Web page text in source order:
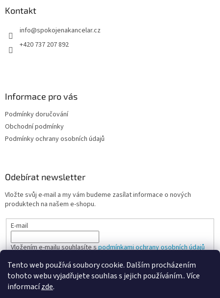
Tento web používá soubory cookie. Dalším procházením
tohoto webu vyjadřujete souhlas s jejich používáním.. Více
informacízde.
Kontakt
info@spokojenakancelar.cz
+420 737 207 892
Informace pro vás
Podmínky doručování
Obchodní podmínky
Podmínky ochrany osobních údajů
Odebírat newsletter
Vložte svůj e-mail a my vám budeme zasílat informace o nových
produktech na našem e-shopu.
E-mail
Vložením e-mailu souhlasíte spodmínkami ochrany osobních údajů
PŘIHLÁSIT SE